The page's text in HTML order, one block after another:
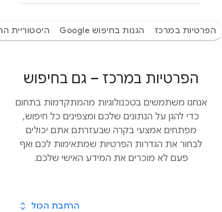
הפרטיות במרכז הגנות בחיפוש Google היסטוריית
הפרטיות במרכז – גם בחיפוש
אנחנו משתמשים בטכנולוגיות מהמתקדמות בתחום
כדי להגן על הנתונים שלכם ומצפינים כל חיפוש,
מפתחים אמצעי בקרה שבעזרתם אתם יכולים
לבחור את הגדרות הפרטיות שמתאימות לכם ואף
פעם לא מוכרים את המידע האישי שלכם.
הרחבת הכול